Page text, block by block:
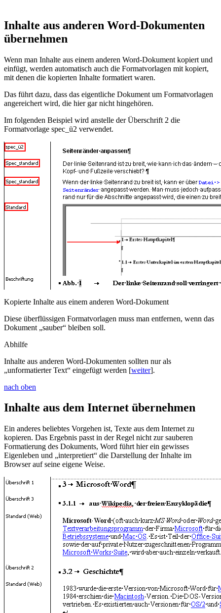
Inhalte aus anderen Word-Dokumenten
übernehmen
Wenn man Inhalte aus einem anderen Word-Dokument kopiert und
einfügt, werden automatisch auch die Formatvorlagen mit kopiert,
mit denen die kopierten Inhalte formatiert waren.
Das führt dazu, dass das eigentliche Dokument um Formatvorlagen
angereichert wird, die hier gar nicht hingehören.
Im folgenden Beispiel wird anstelle derÜberschrift 2 die
Formatvorlage spec_ü2 verwendet.
Kopierte Inhalte aus einem anderen Word-Dokument
Diese überflüssigen Formatvorlagen muss man entfernen, wenn das
Dokument „sauber“ bleiben soll.
Abhilfe
Inhalte aus anderen Word-Dokumenten sollten nur als
„unformatierter Text“ eingefügt werden [weiter].
nach oben
Inhalte aus dem Internet übernehmen
Ein anderes beliebtes Vorgehen ist, Texte aus dem Internet zu
kopieren. Das Ergebnis passt in der Regel nicht zur sauberen
Formatierung des Dokuments, Word führt hier ein gewisses
Eigenleben und „interpretiert“ die Darstellung der Inhalte im
Browser auf seine eigene Weise.